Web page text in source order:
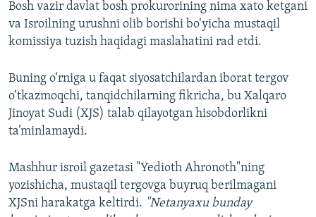
Bosh vazir davlat bosh prokurorining nima xato ketgani
va Isroilning urushni olib borishi bo‘yicha mustaqil
komissiya tuzish haqidagi maslahatini rad etdi.
Buning o‘rniga u faqat siyosatchilardan iborat tergov
o‘tkazmoqchi, tanqidchilarning fikricha, bu Xalqaro
Jinoyat Sudi (XJS) talab qilayotgan hisobdorlikni
ta’minlamaydi.
Mashhur isroil gazetasi "Yedioth Ahronoth"ning
yozishicha, mustaqil tergovga buyruq berilmagani
XJSni harakatga keltirdi. "Netanyaxu bunday